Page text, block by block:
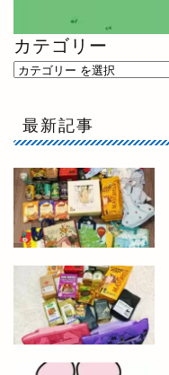
カテゴリー
最新記事